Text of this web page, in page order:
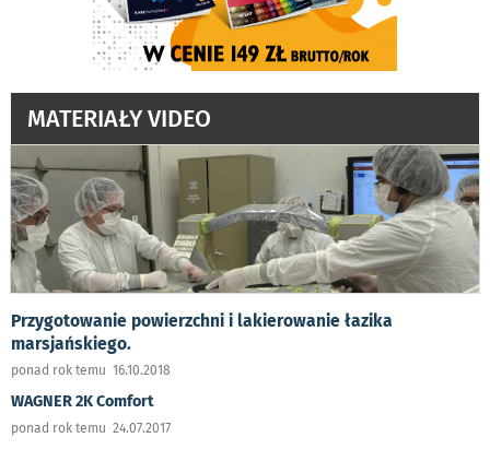
MATERIAŁY VIDEO
Przygotowanie powierzchni i lakierowanie łazika
marsjańskiego.
ponad rok temu 16.10.2018
WAGNER 2K Comfort
ponad rok temu 24.07.2017